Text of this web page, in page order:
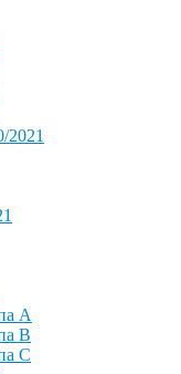
2021
A
B
C